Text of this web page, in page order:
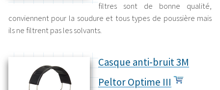
filtres sont de bonne qualité,
conviennent pour la soudure et tous types de poussière mais
ils ne filtrent pas les solvants.
Casque anti-bruit 3M
Peltor Optime III